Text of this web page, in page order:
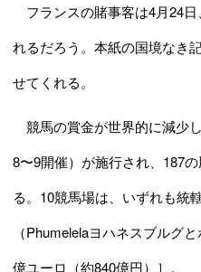
フランスの賭事客は4月24
れるだろう。本紙の国境なき
せてくれる。
競馬の賞金が世界的に減少
8〜9開催）が施行され、187
る。10競馬場は、いずれも統
（Phumelelaヨハネスブルグ
億ユーロ（約840億円）］。